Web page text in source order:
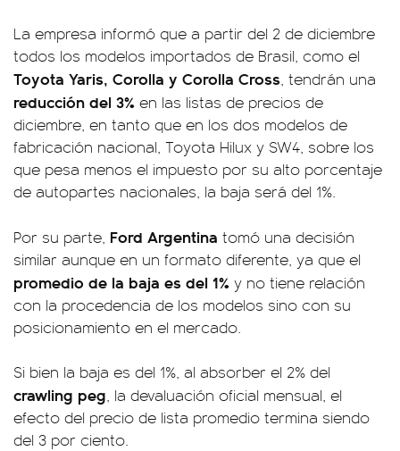
La empresa informó que a partir del 2 de diciembre
todos los modelos importados de Brasil, como el
Toyota Yaris, Corolla y Corolla Cross, tendrán una
reducción del 3% en las listas de precios de
diciembre, en tanto que en los dos modelos de
fabricación nacional, Toyota Hilux y SW4, sobre los
que pesa menos el impuesto por su alto porcentaje
de autopartes nacionales, la baja será del 1%.
Por su parte, Ford Argentina tomó una decisión
similar aunque en un formato diferente, ya que el
promedio de la baja es del 1% y no tiene relación
con la procedencia de los modelos sino con su
posicionamiento en el mercado.
Si bien la baja es del 1%, al absorber el 2% del
crawling peg, la devaluación oficial mensual, el
efecto del precio de lista promedio termina siendo
del 3 por ciento.